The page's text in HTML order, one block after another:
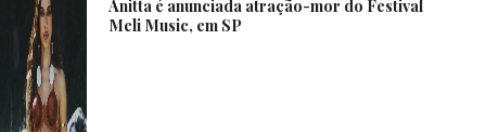
Anitta é anunciada atração-mor do Festival
Meli Music, em SP